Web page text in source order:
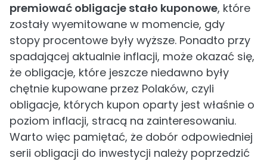
premiować obligacje stało kuponowe, które
zostały wyemitowane w momencie, gdy
stopy procentowe były wyższe. Ponadto przy
spadającej aktualnie inflacji, może okazać się,
że obligacje, które jeszcze niedawno były
chętnie kupowane przez Polaków, czyli
obligacje, których kupon oparty jest właśnie o
poziom inflacji, stracą na zainteresowaniu.
Warto więc pamiętać, że dobór odpowiedniej
serii obligacji do inwestycji należy poprzedzić